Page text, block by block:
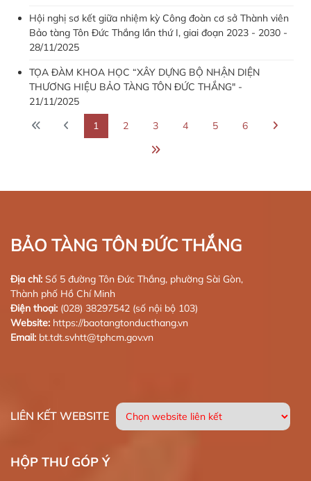
Hội nghị sơ kết giữa nhiệm kỳ Công đoàn cơ sở Thành viên
Bảo tàng Tôn Đức Thắng lần thứ I, giai đoạn 2023 - 2030 -
28/11/2025
TỌA ĐÀM KHOA HỌC “XÂY DỰNG BỘ NHẬN DIỆN
THƯƠNG HIỆU BẢO TÀNG TÔN ĐỨC THẮNG" -
21/11/2025
1
2 3 4 5 6
BẢO TÀNG TÔN ĐỨC THẮNG
Địa chỉ: Số 5 đường Tôn Đức Thắng, phường Sài Gòn,
Thành phố Hồ Chí Minh
Điện thoại: (028) 38297542 (số nội bộ 103)
Website: https://baotangtonducthang.vn
Email: bt.tdt.svhtt@tphcm.gov.vn
LIÊN KẾT WEBSITE
HỘP THƯ GÓP Ý